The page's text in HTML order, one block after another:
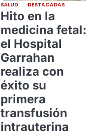
SALUD DESTACADAS
Hito en la
medicina fetal:
el Hospital
Garrahan
realiza con
éxito su
primera
transfusión
intrauterina